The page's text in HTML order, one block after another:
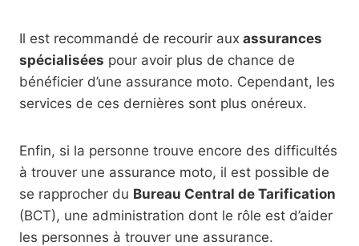
Il est recommandé de recourir aux assurances
spécialisées pour avoir plus de chance de
bénéficier d’une assurance moto. Cependant, les
services de ces dernières sont plus onéreux.
Enfin, si la personne trouve encore des difficultés
à trouver une assurance moto, il est possible de
se rapprocher du Bureau Central de Tarification
(BCT), une administration dont le rôle est d’aider
les personnes à trouver une assurance.